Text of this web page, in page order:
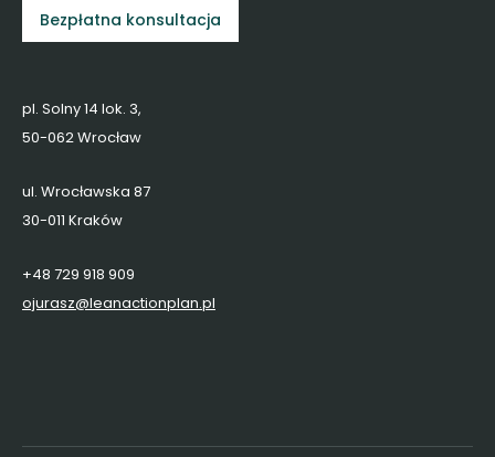
Bezpłatna konsultacja
pl. Solny 14 lok. 3,
50-062 Wrocław
ul. Wrocławska 87
30-011 Kraków
+48 729 918 909
ojurasz@leanactionplan.pl